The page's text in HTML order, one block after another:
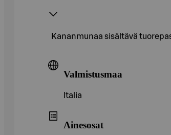
Kananmunaa sisältävä
Valmistusmaa
Italia
Ainesosat